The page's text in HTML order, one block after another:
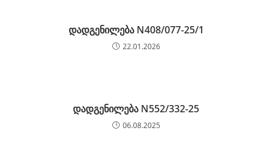
დადგენილება N408/077-25/1
22.01.2026
დადგენილება N552/332-25
06.08.2025